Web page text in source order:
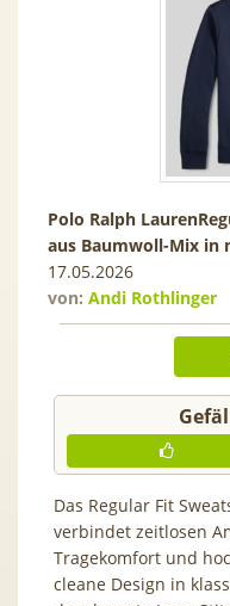
Polo Ralph
aus Baumwoll-Mix in
17.05.2026
von: Andi Rothlinger
Das Regular Fit
verbindet zeitlosen
Tragekomfort und
cleane Design in